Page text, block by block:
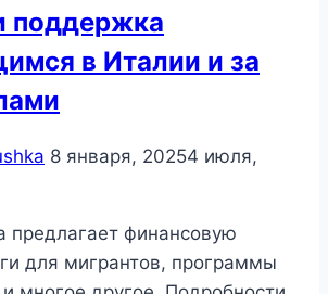
поддержка
в Италии и за
8 января, 20254 июля,
предлагает финансовую
для мигрантов, программы